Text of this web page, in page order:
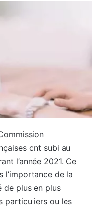
ont subi au
l’année 2021. Ce
l’importance de la
de plus en plus
particuliers ou les